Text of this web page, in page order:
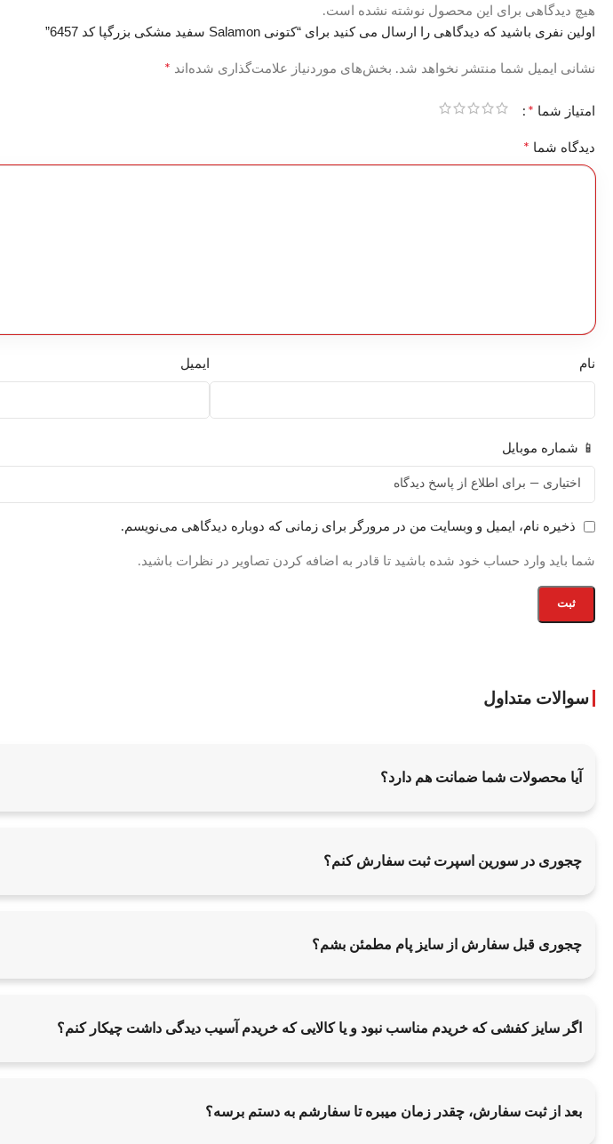
هیچ دیدگاهی برای این محصول نوشته نشده است.
اولین نفری باشید که دیدگاهی را ارسال می کنید برای “کتونی Salamon سفید مشکی بزرگپا کد 6457”
نشانی ایمیل شما منتشر نخواهد شد. بخش‌های موردنیاز علامت‌گذاری شده‌اند *
امتیاز شما *
دیدگاه شما *
نام ایمیل
📱 شماره موبایل
ذخیره نام، ایمیل و وبسایت من در مرورگر برای زمانی که دوباره دیدگاهی می‌نویسم.
شما باید وارد حساب خود شده باشید تا قادر به اضافه کردن تصاویر در نظرات باشید.
سوالات متداول
آیا محصولات شما ضمانت هم دارد؟
چجوری در سورین اسپرت ثبت سفارش کنم؟
چجوری قبل سفارش از سایز پام مطمئن بشم؟
اگر سایز کفشی که خریدم مناسب نبود و یا کالایی که خریدم آسیب دیدگی داشت چیکار کنم؟
بعد از ثبت سفارش، چقدر زمان میبره تا سفارشم به دستم برسه؟